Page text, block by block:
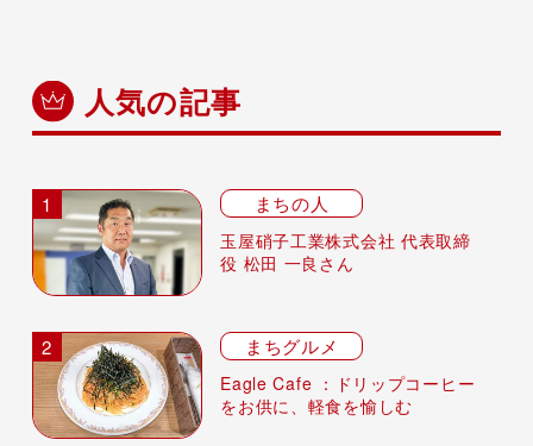
人気の記事
まちの人
玉屋硝子工業株式会社 代表取締
役 松田 一良さん
まちグルメ
Eagle Cafe ：ドリップコーヒー
をお供に、軽食を愉しむ